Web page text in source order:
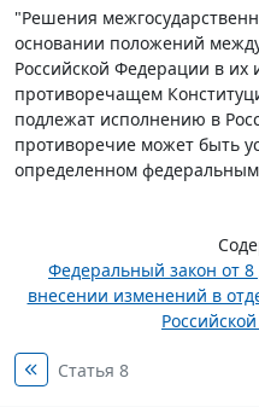
"Решения
основании положений
Российской Федерации в их
противоречащем
подлежат исполнению в
противоречие может быть
определенном
Федеральный закон от
внесении изменений в
Статья 8